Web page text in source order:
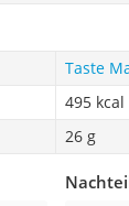
Taste
495 kcal
26 g